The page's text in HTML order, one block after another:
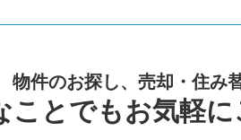
物件のお探し、売却・住み
ことでもお気軽に